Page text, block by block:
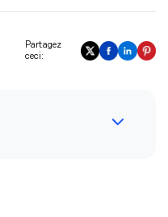
Partagez
ceci: